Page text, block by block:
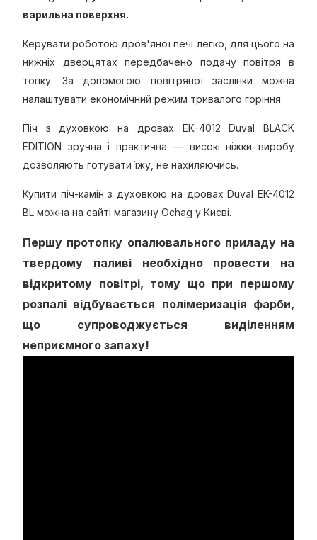
варильна поверхня.
Керувати роботою дров'яної печі легко, для цього на
нижніх дверцятах передбачено подачу повітря в
топку. За допомогою повітряної заслінки можна
налаштувати економічний режим тривалого горіння.
Піч з духовкою на дровах EК-4012 Duval BLACK
EDITION зручна і практична — високі ніжки виробу
дозволяють готувати їжу, не нахиляючись.
Купити піч-камін з духовкою на дровах Duval EK-4012
BL можна на сайті магазину Ochag у Києві.
Першу протопку опалювального приладу на
твердому паливі необхідно провести на
відкритому повітрі, тому що при першому
розпалі відбувається полімеризація фарби,
що супроводжується виділенням
неприємного запаху!